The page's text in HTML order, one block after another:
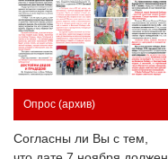
Опрос (архив)
Согласны ли Вы с тем,